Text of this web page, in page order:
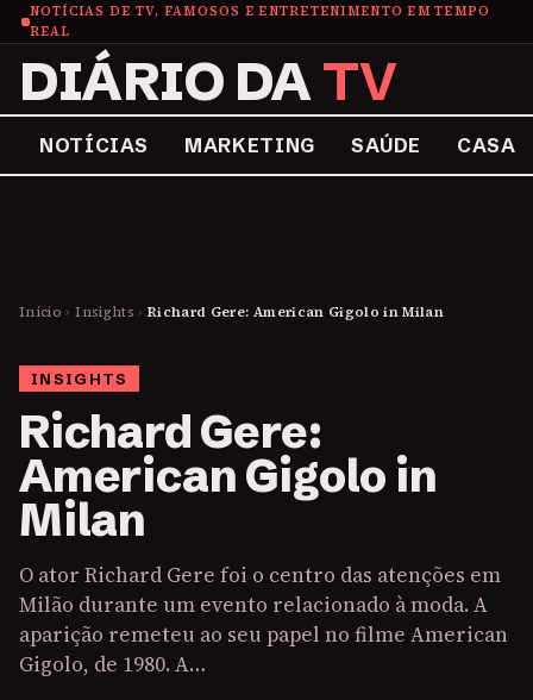
NOTÍCIAS DE TV, FAMOSOS E ENTRETENIMENTO EM TEMPO
REAL
DIÁRIO DATV
NOTÍCIAS MARKETING SAÚDE CASA
Início › Insights › Richard Gere: American Gigolo in Milan
INSIGHTS
Richard Gere:
American Gigolo in
Milan
O ator Richard Gere foi o centro das atenções em
Milão durante um evento relacionado à moda. A
aparição remeteu ao seu papel no filme American
Gigolo, de 1980. A…